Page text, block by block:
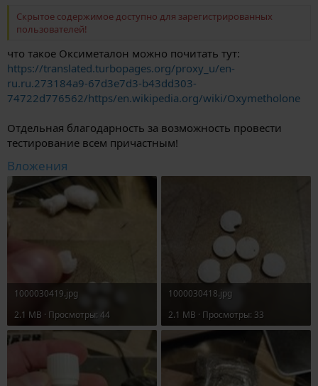
Скрытое содержимое доступно для зарегистрированных
пользователей!
что такое Оксиметалон можно почитать тут:
https://translated.turbopages.org/proxy_u/en-
ru.ru.273184a9-67d3e7d3-b43dd303-
74722d776562/https/en.wikipedia.org/wiki/Oxymetholone
Отдельная благодарность за возможность провести
тестирование всем причастным!
Вложения
1000030419.jpg
2.1 MB · Просмотры: 44
1000030418.jpg
2.1 MB · Просмотры: 33